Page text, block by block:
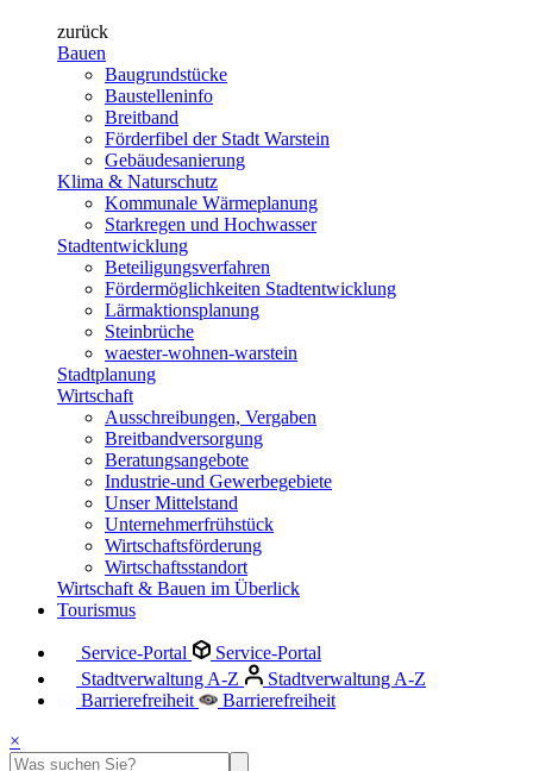
zurück
Bauen
Baugrundstücke
Baustelleninfo
Breitband
Förderfibel der Stadt Warstein
Gebäudesanierung
Klima & Naturschutz
Kommunale Wärmeplanung
Starkregen und Hochwasser
Stadtentwicklung
Beteiligungsverfahren
Fördermöglichkeiten Stadtentwicklung
Lärmaktionsplanung
Steinbrüche
waester-wohnen-warstein
Stadtplanung
Wirtschaft
Ausschreibungen, Vergaben
Breitbandversorgung
Beratungsangebote
Industrie-und Gewerbegebiete
Unser Mittelstand
Unternehmerfrühstück
Wirtschaftsförderung
Wirtschaftsstandort
Wirtschaft & Bauen im Überlick
Tourismus
Service-Portal
Service-Portal
Stadtverwaltung A-Z
Stadtverwaltung A-Z
Barrierefreiheit
Barrierefreiheit
×